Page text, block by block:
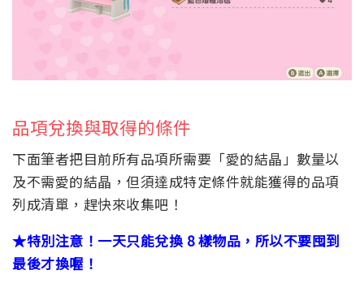
品項兌換與取得的條件
下面筆者把目前所有品項所需要「愛的結晶」數量以
及不需愛的結晶，但須達成特定條件就能獲得的品項
列成清單，趕快來收集吧！
★特別注意！一天只能兌換 8 樣物品，所以不要囤到
最後才換喔！